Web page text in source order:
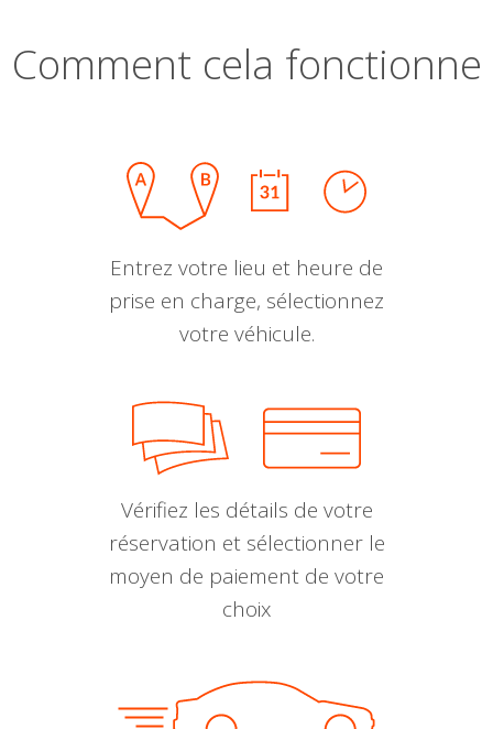
Comment cela fonctionne
Entrez votre lieu et heure de
prise en charge, sélectionnez
votre véhicule.
Vérifiez les détails de votre
réservation et sélectionner le
moyen de paiement de votre
choix